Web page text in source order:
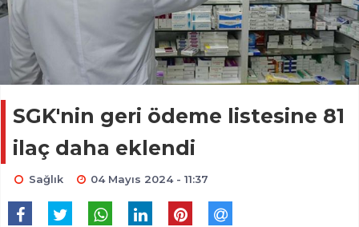
SGK'nin geri ödeme listesine 81
ilaç daha eklendi
Sağlık 04 Mayıs 2024 - 11:37